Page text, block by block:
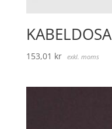
KABELDOSA
153,01 kr exkl. moms